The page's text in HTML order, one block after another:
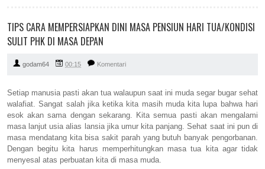
TIPS CARA MEMPERSIAPKAN DINI MASA PENSIUN HARI TUA/KONDISI
SULIT PHK DI MASA DEPAN
godam64 00:15 Komentari
Setiap manusia pasti akan tua walaupun saat ini muda segar bugar sehat
walafiat. Sangat salah jika ketika kita masih muda kita lupa bahwa hari
esok akan sama dengan sekarang. Kita semua pasti akan mengalami
masa lanjut usia alias lansia jika umur kita panjang. Sehat saat ini pun di
masa mendatang kita bisa sakit parah yang butuh banyak pengorbanan.
Dengan begitu kita harus memperhitungkan masa tua kita agar tidak
menyesal atas perbuatan kita di masa muda.